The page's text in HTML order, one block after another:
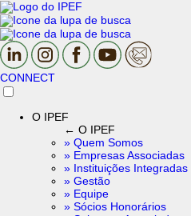
CONNECT
O IPEF
← O IPEF
» Quem Somos
» Empresas Associadas
» Instituições Integradas
» Gestão
» Equipe
» Sócios Honorários